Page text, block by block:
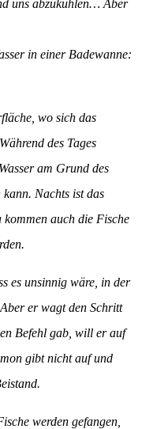
uns abzukühlen… Aber
in einer Badewanne:
wo sich das
des Tages
am Grund des
kann. Nachts ist das
kommen auch die Fische
es unsinnig wäre, in der
er wagt den Schritt
Befehl gab, will er auf
gibt nicht auf und
werden gefangen,